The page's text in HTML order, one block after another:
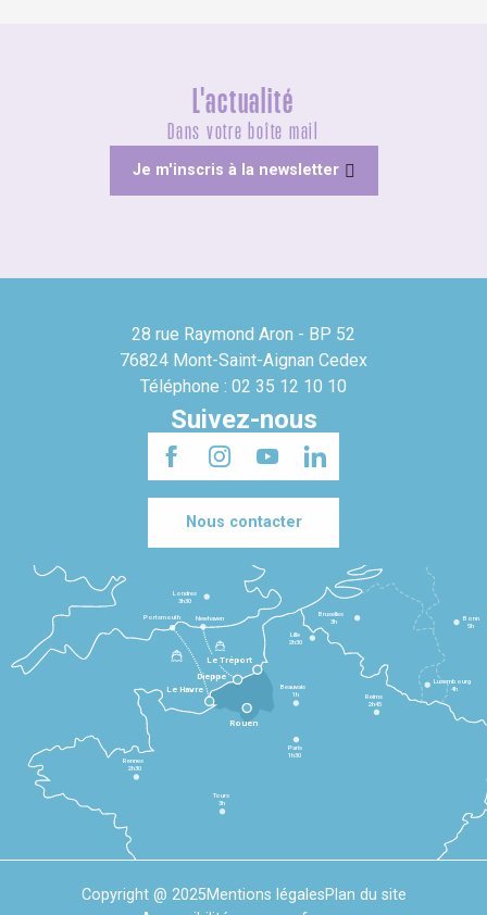
L'actualité
Dans votre boîte mail
Je m'inscris à la newsletter
28 rue Raymond Aron - BP 52
76824 Mont-Saint-Aignan Cedex
Téléphone : 02 35 12 10 10
Suivez-nous
Nous contacter
Le Havre
Dieppe
Le Tréport
Rennes
2h30
Tours
3h
Paris
1h30
Beauvais
1h
Reims
2h45
Lille
2h30
Bruxelles
3h
Londres
3h30
Newhaven
Portsmouth
Bonn
5h
Luxembourg
4h
Rouen
Copyright @ 2025Mentions légalesPlan du site